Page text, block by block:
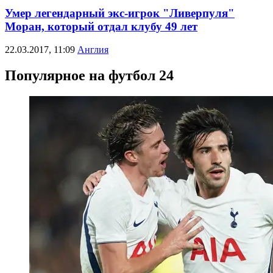
Умер легендарный экс-игрок "Ливерпуля"
Моран, который отдал клубу 49 лет
22.03.2017, 11:09 Англия
Популярное на футбол 24